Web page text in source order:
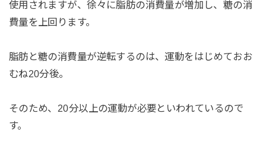
使用されますが、徐々に脂肪の消費量が増加し、糖の消
費量を上回ります。
脂肪と糖の消費量が逆転するのは、運動をはじめておお
むね20分後。
そのため、20分以上の運動が必要といわれているので
す。